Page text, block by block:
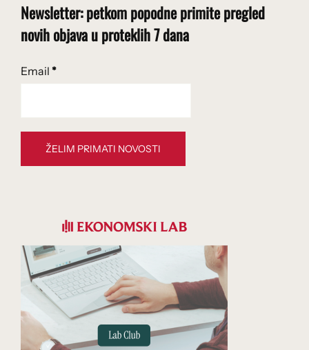
Newsletter: petkom popodne primite pregled
novih objava u proteklih 7 dana
Email *